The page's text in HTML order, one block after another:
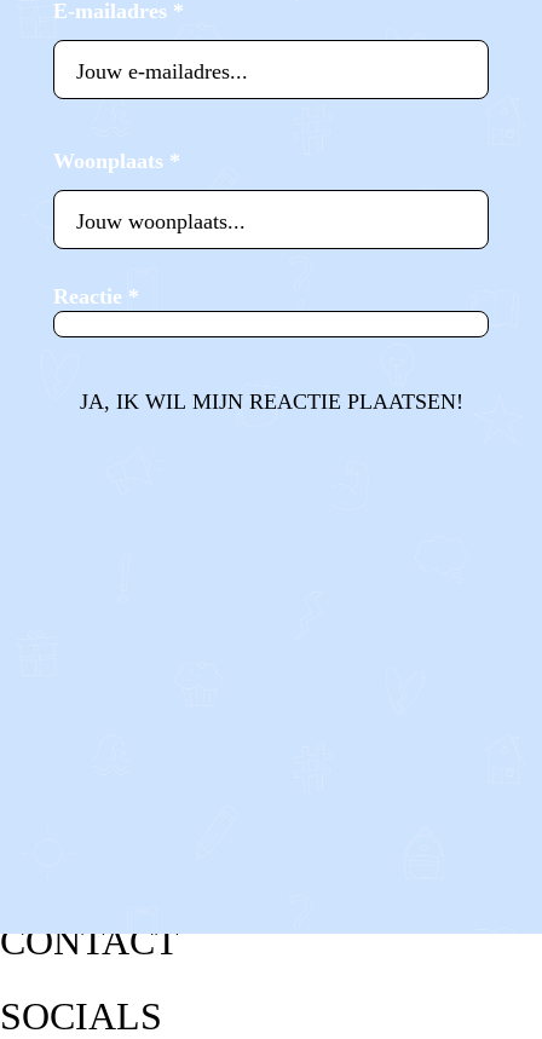
E-mailadres *
Woonplaats *
Reactie *
JA, IK WIL MIJN REACTIE PLAATSEN!
CONTACT
SOCIALS